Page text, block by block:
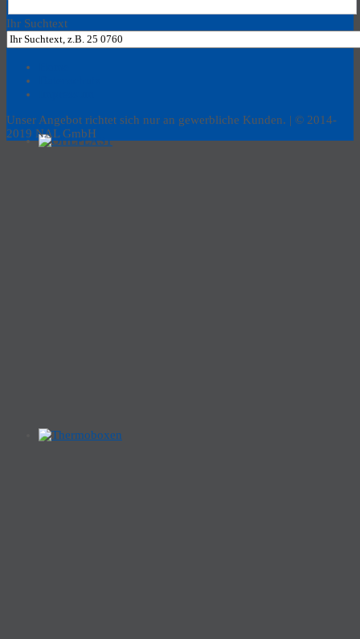
Ihr Suchtext
Unser Angebot richtet sich nur an gewerbliche Kunden. | © 2014-
2019 NAL GmbH